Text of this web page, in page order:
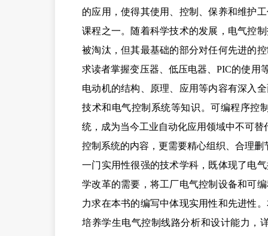
的应用，使得其使用、控制、保养和维护
课程之一。随着科学技术的发展，电气控
被淘汰，但其最基础的部分对任何先进的
求读者掌握变压器、 低压电器、PIC的使用
电动机的结构、原理、应用等内容有深入
技术和电气控制系统等知识。可编程序控
统，成为当今工业自动化应用领域中不可替
控制系统的内容，更需要精心组织、合理
一门实用性很强的技术学科，既体现了电
学改革的需要，将工厂电气控制设备和可
力求在本书的编写中体现实用性和先进性。
培养学生电气控制线路分析和设计能力，